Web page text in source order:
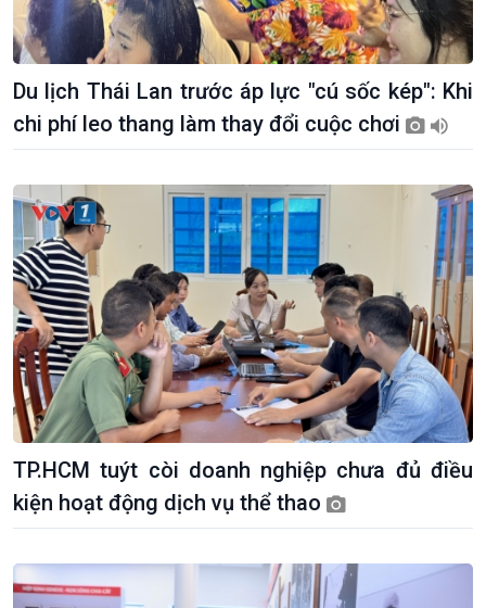
Du lịch Thái Lan trước áp lực "cú sốc kép": Khi
chi phí leo thang làm thay đổi cuộc chơi
TP.HCM tuýt còi doanh nghiệp chưa đủ điều
kiện hoạt động dịch vụ thể thao